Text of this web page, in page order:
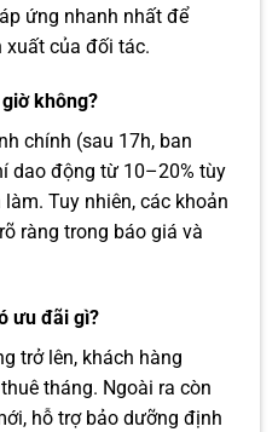
ứng nhanh nhất để
xuất của đối tác.
không?
chính (sau 17h, ban
dao động từ 10–20% tùy
Tuy nhiên, các khoản
ràng trong báo giá và
ưu đãi gì?
trở lên, khách hàng
tháng. Ngoài ra còn
hỗ trợ bảo dưỡng định